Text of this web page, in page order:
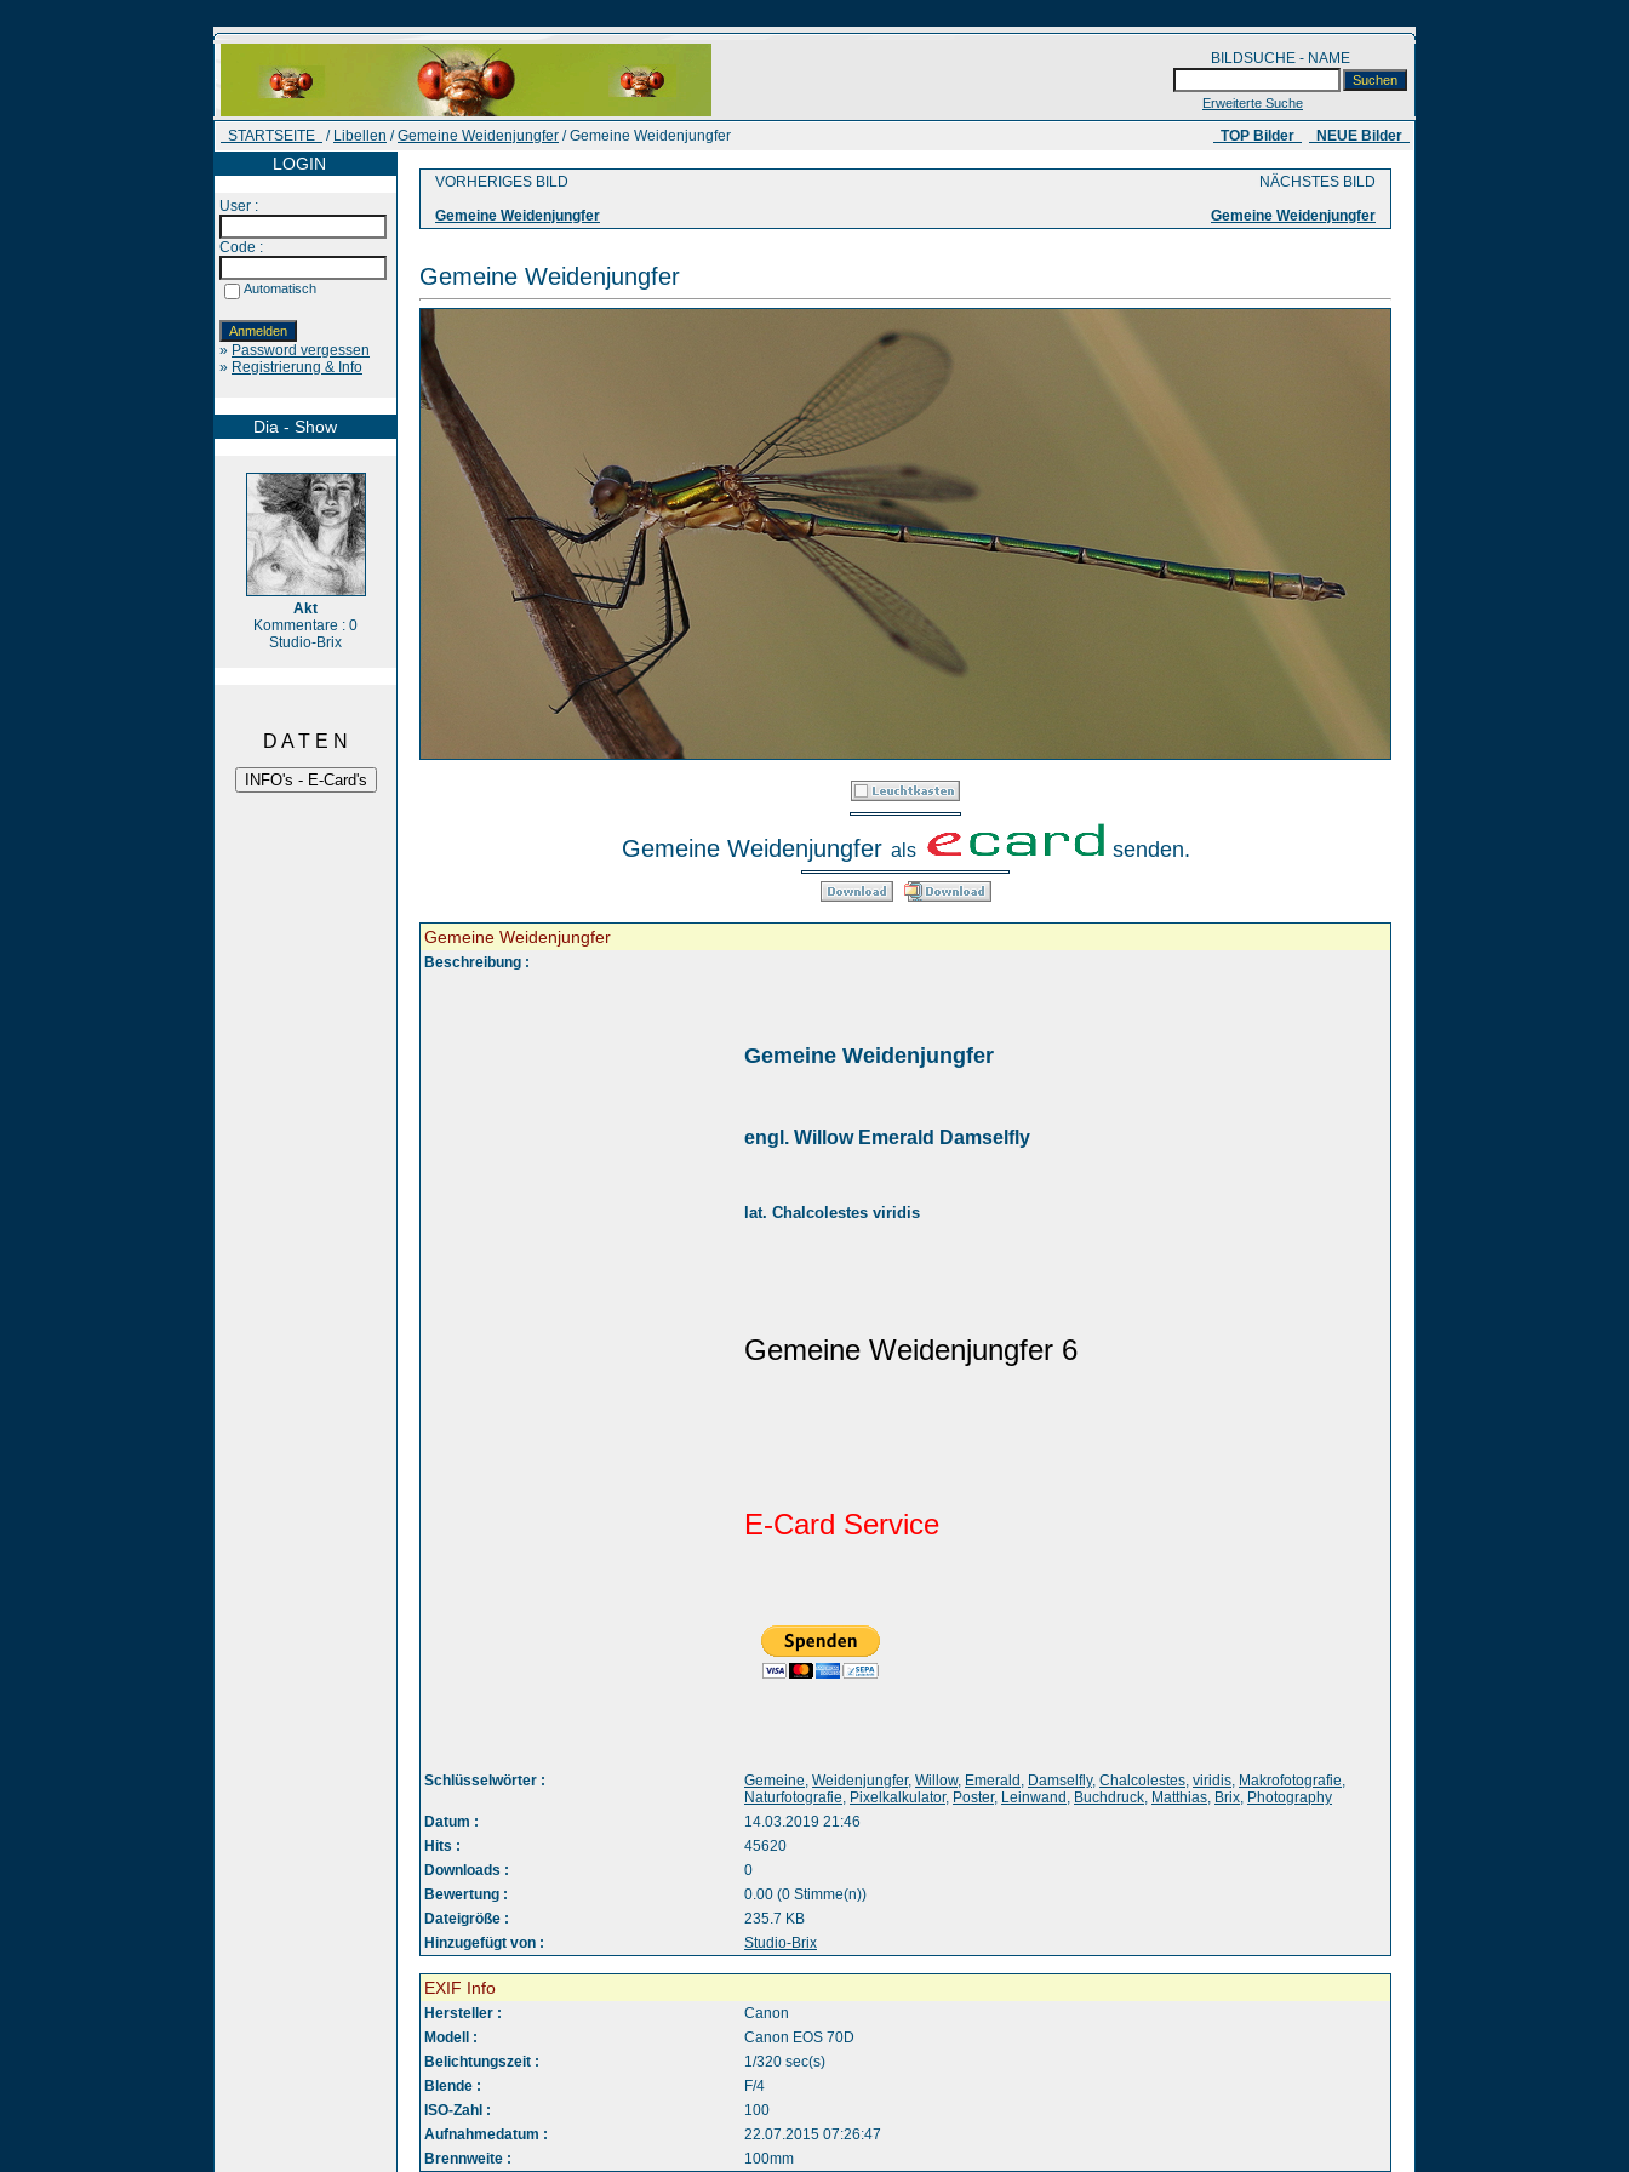
BILDSUCHE - NAME
Erweiterte Suche
STARTSEITE / Libellen /Gemeine Weidenjungfer / Gemeine Weidenjungfer ​ TOP Bilder NEUE Bilder
LOGIN
User :
Code :
Automatisch
» Password vergessen
» Registrierung & Info
Dia - Show
Akt
Kommentare : 0
Studio-Brix
D A T E N
VORHERIGES BILD
Gemeine Weidenjungfer
NÄCHSTES BILD
Gemeine Weidenjungfer
Gemeine Weidenjungfer
Gemeine Weidenjungfer als senden.
Gemeine Weidenjungfer
Beschreibung :
Gemeine Weidenjungfer
engl. Willow Emerald Damselfly
lat. Chalcolestes viridis
Gemeine Weidenjungfer 6
E-Card Service
Schlüsselwörter : Gemeine, Weidenjungfer, Willow, Emerald , Damselfly, Chalcolestes, viridis, Makrofotografie,
Naturfotografie, Pixelkalkulator, Poster, Leinwand , Buchdruck, Matthias, Brix, Photography
Datum :
14.03.2019 21:46
Hits :
45620
Downloads :
0
Bewertung :
0.00 (0 Stimme(n))
Dateigröße :
235.7 KB
Hinzugefügt von :
Studio-Brix
EXIF Info
Hersteller :
Canon
Modell :
Canon EOS 70D
Belichtungszeit :
1/320 sec(s)
Blende :
F/4
ISO-Zahl :
100
Aufnahmedatum :
22.07.2015 07:26:47
Brennweite :
100mm